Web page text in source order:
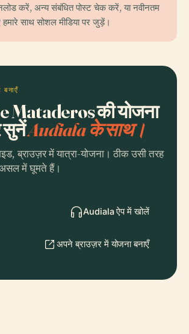
करें, अन्य संबंधित पोस्ट चेक करें, या नवीनतम
साथ सोशल मीडिया पर जुड़ें।
Mataderos की योजना
सुनेंAudiala के साथ।
ब्राउज़र में यात्रा-योजना। ठीक उसी तरह
में घूमते हैं।
Audiala ऐप में खोलें
अपने ब्राउज़र में योजना बनाएँ